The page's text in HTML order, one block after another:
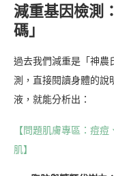
減重基因檢測
碼」
過去我們減重是「神農
測，直接閱讀身體的說
液，就能分析出：
【問題肌膚專區：痘
肌】